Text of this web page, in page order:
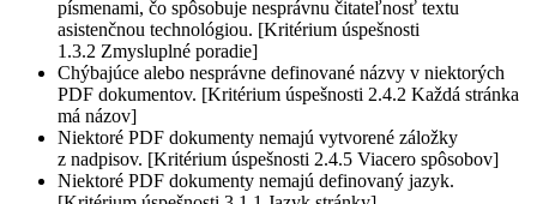
písmenami, čo spôsobuje nesprávnu čitateľnosť textu
asistenčnou technológiou. [Kritérium úspešnosti
1.3.2 Zmysluplné poradie]
Chýbajúce alebo nesprávne definované názvy v niektorých
PDF dokumentov. [Kritérium úspešnosti 2.4.2 Každá stránka
má názov]
Niektoré PDF dokumenty nemajú vytvorené záložky
z nadpisov. [Kritérium úspešnosti 2.4.5 Viacero spôsobov]
Niektoré PDF dokumenty nemajú definovaný jazyk.